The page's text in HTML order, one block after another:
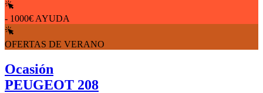
- 1000€ AYUDA
OFERTAS DE VERANO
Ocasión
PEUGEOT 208